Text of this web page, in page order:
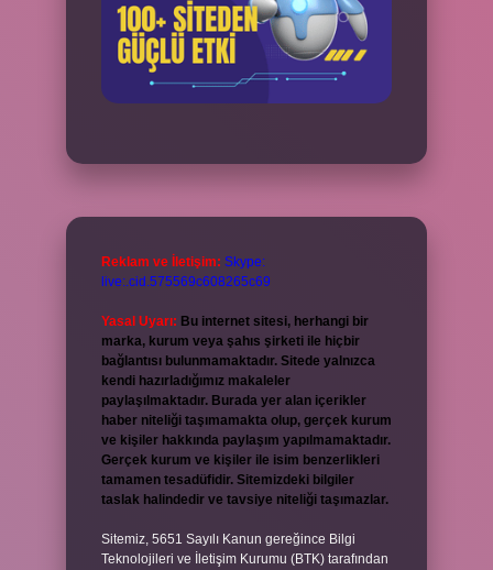
Reklam ve İletişim: Skype:
live:.cid.575569c608265c69
Yasal Uyarı: Bu internet sitesi, herhangi bir
marka, kurum veya şahıs şirketi ile hiçbir
bağlantısı bulunmamaktadır. Sitede yalnızca
kendi hazırladığımız makaleler
paylaşılmaktadır. Burada yer alan içerikler
haber niteliği taşımamakta olup, gerçek kurum
ve kişiler hakkında paylaşım yapılmamaktadır.
Gerçek kurum ve kişiler ile isim benzerlikleri
tamamen tesadüfidir. Sitemizdeki bilgiler
taslak halindedir ve tavsiye niteliği taşımazlar.
Sitemiz, 5651 Sayılı Kanun gereğince Bilgi
Teknolojileri ve İletişim Kurumu (BTK) tarafından